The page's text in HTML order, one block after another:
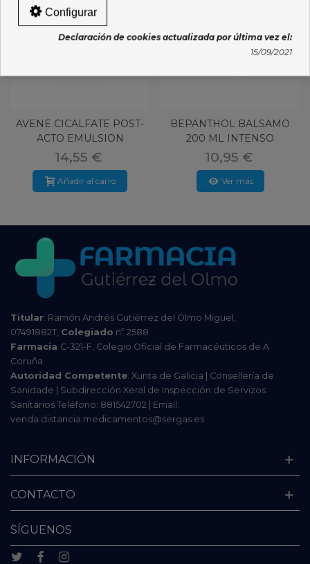
AVENE CICALFATE POST-
ACTO EMULSION
REPARADORA
14,55 €
Añadir al carro
BEPANTHOL BALSAMO
200 ML INTENSO
10,95 €
Ver más
Titular: Ramón Andrés Gutiérrez del Olmo Miguel,
07491882T, Colegiado nº 2588
Farmacia C-321-F, Colegio Oficial de Farmacéuticos de A
Coruña
Autoridad Competente: Xunta de Galicia | Consellería de
Sanidade | Subdirección Xeral de Inspección de Servizos
Sanitarios Teléfono: 881542702 | Email:
venda.distancia.medicamentos@sergas.es
INFORMACIÓN
CONTACTO
SÍGUENOS
Configurar
Declaración de cookies actualizada por última vez el:
15/09/2021